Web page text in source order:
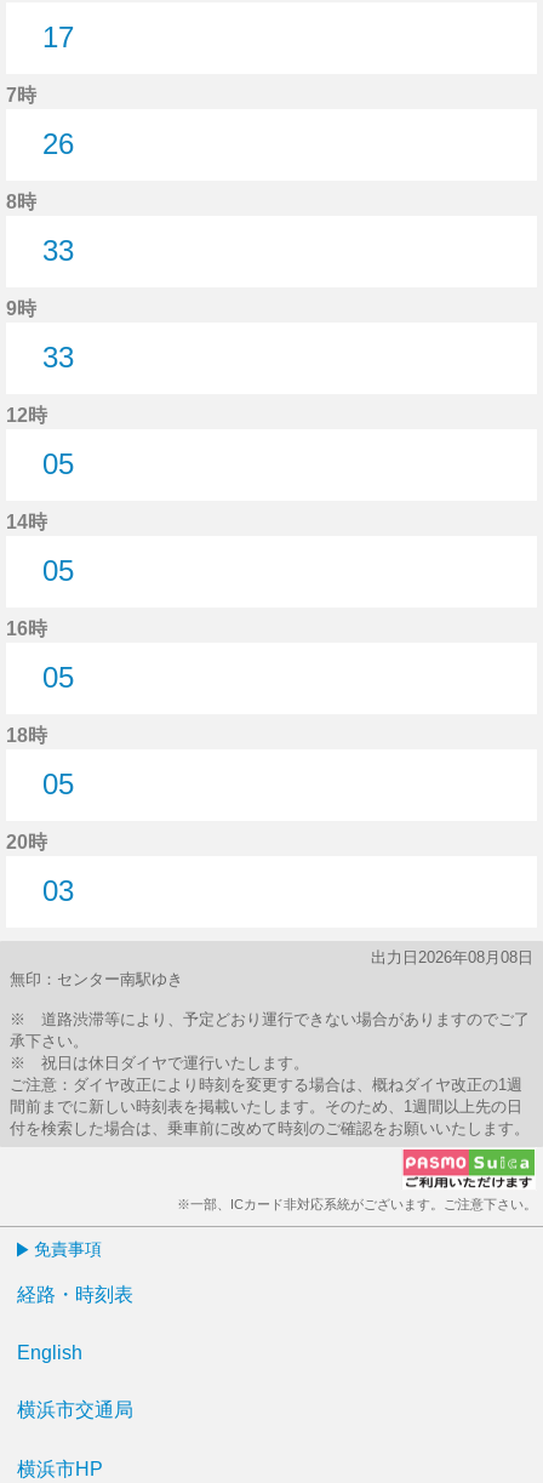
17
7時
26
8時
33
9時
33
12時
05
14時
05
16時
05
18時
05
20時
03
出力日2026年08月08日
無印：センター南駅ゆき
※ 道路渋滞等により、予定どおり運行できない場合がありますのでご了
承下さい。
※ 祝日は休日ダイヤで運行いたします。
ご注意：ダイヤ改正により時刻を変更する場合は、概ねダイヤ改正の1週
間前までに新しい時刻表を掲載いたします。そのため、1週間以上先の日
付を検索した場合は、乗車前に改めて時刻のご確認をお願いいたします。
※一部、ICカード非対応系統がございます。ご注意下さい。
免責事項
経路・時刻表
English
横浜市交通局
横浜市HP